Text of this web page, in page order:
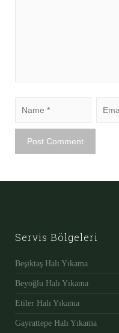
Servis Bölgeleri
Beşiktaş Halı Yıkama
Beyoğlu Halı Yıkama
Etiler Halı Yıkama
Gayrattepe Halı Yıkama